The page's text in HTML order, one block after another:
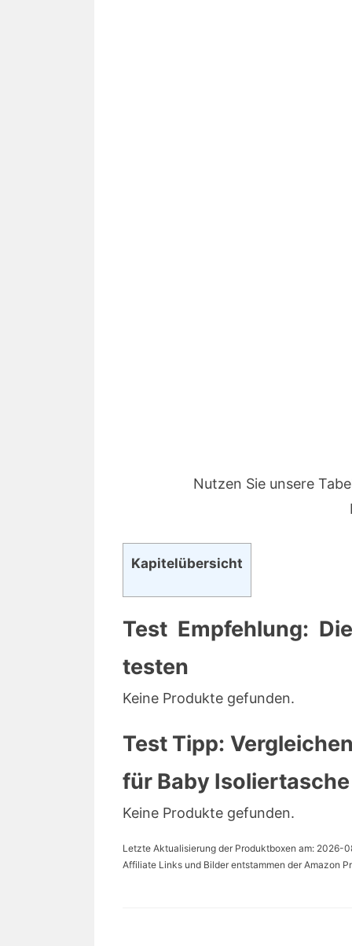
Nutzen Sie unsere
Kapitelübersicht
Test Empfehlung:
testen
Keine Produkte gefunden.
Test Tipp:
für Baby Isoliertasche
Keine Produkte gefunden.
Letzte Aktualisierung der Produktboxen am: 2026-
Affiliate Links und Bilder entstammen der Amazon